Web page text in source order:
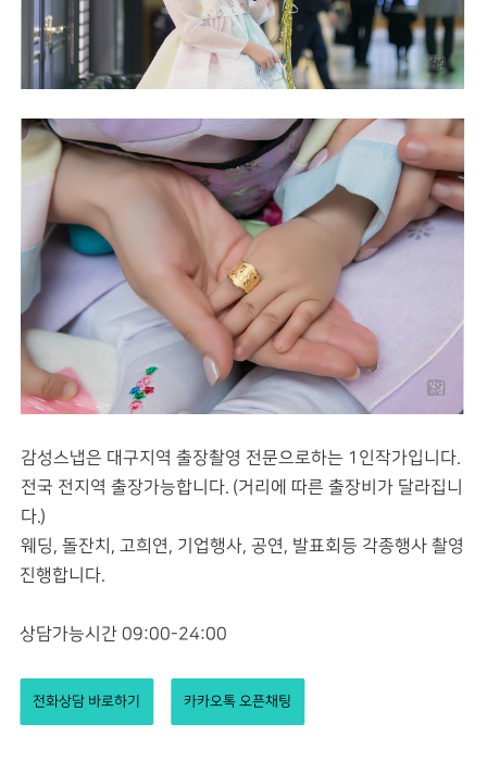
감성스냅은 대구지역 출장촬영 전문으로하는 1인작가입니다.
전국 전지역 출장가능합니다. (거리에 따른 출장비가 달라집니
다.)
웨딩, 돌잔치, 고희연, 기업행사, 공연, 발표회등 각종행사 촬영
진행합니다.
상담가능시간 09:00-24:00
전화상담 바로하기 카카오톡 오픈채팅